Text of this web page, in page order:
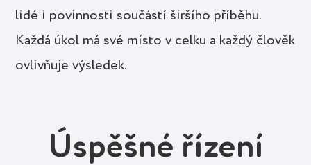
lidé i povinnosti součástí širšího příběhu.
Každá úkol má své místo v celku a každý člověk
ovlivňuje výsledek.
Úspěšné řízení